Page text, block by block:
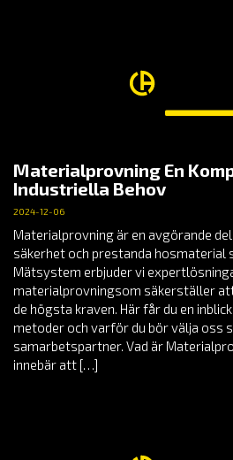
Materialprovning En
Industriella Behov
2024-12-06
Materialprovning är en avgörande
säkerhet och prestanda hosmaterial
Mätsystem erbjuder vi
materialprovningsom säkerställer
de högsta kraven. Här får du en
metoder och varför du bör välja oss
samarbetspartner. Vad är
innebär att […]